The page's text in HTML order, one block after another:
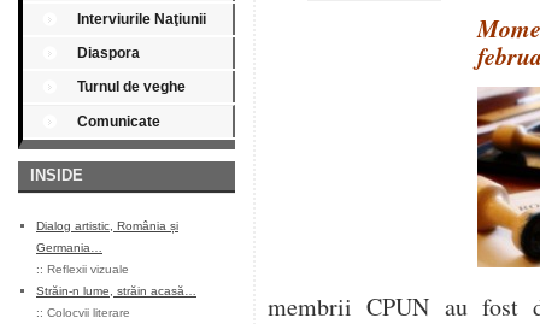
Interviurile Naţiunii
Diaspora
Turnul de veghe
Comunicate
INSIDE
Dialog artistic, România și
Germania…
:: Reflexii vizuale
Străin-n lume, străin acasă…
:: Colocvii literare
membrii CPUN au fost